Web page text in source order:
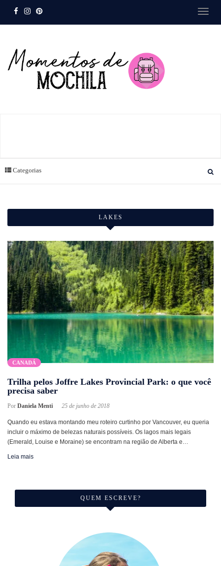
Categorias
LAKES
CANADÁ
Trilha pelos Joffre Lakes Provincial Park: o que você
precisa saber
Por Daniela Menti 25 de junho de 2018
Quando eu estava montando meu roteiro curtinho por Vancouver, eu queria
incluir o máximo de belezas naturais possíveis. Os lagos mais legais
(Emerald, Louise e Moraine) se encontram na região de Alberta e…
Leia mais
QUEM ESCREVE?